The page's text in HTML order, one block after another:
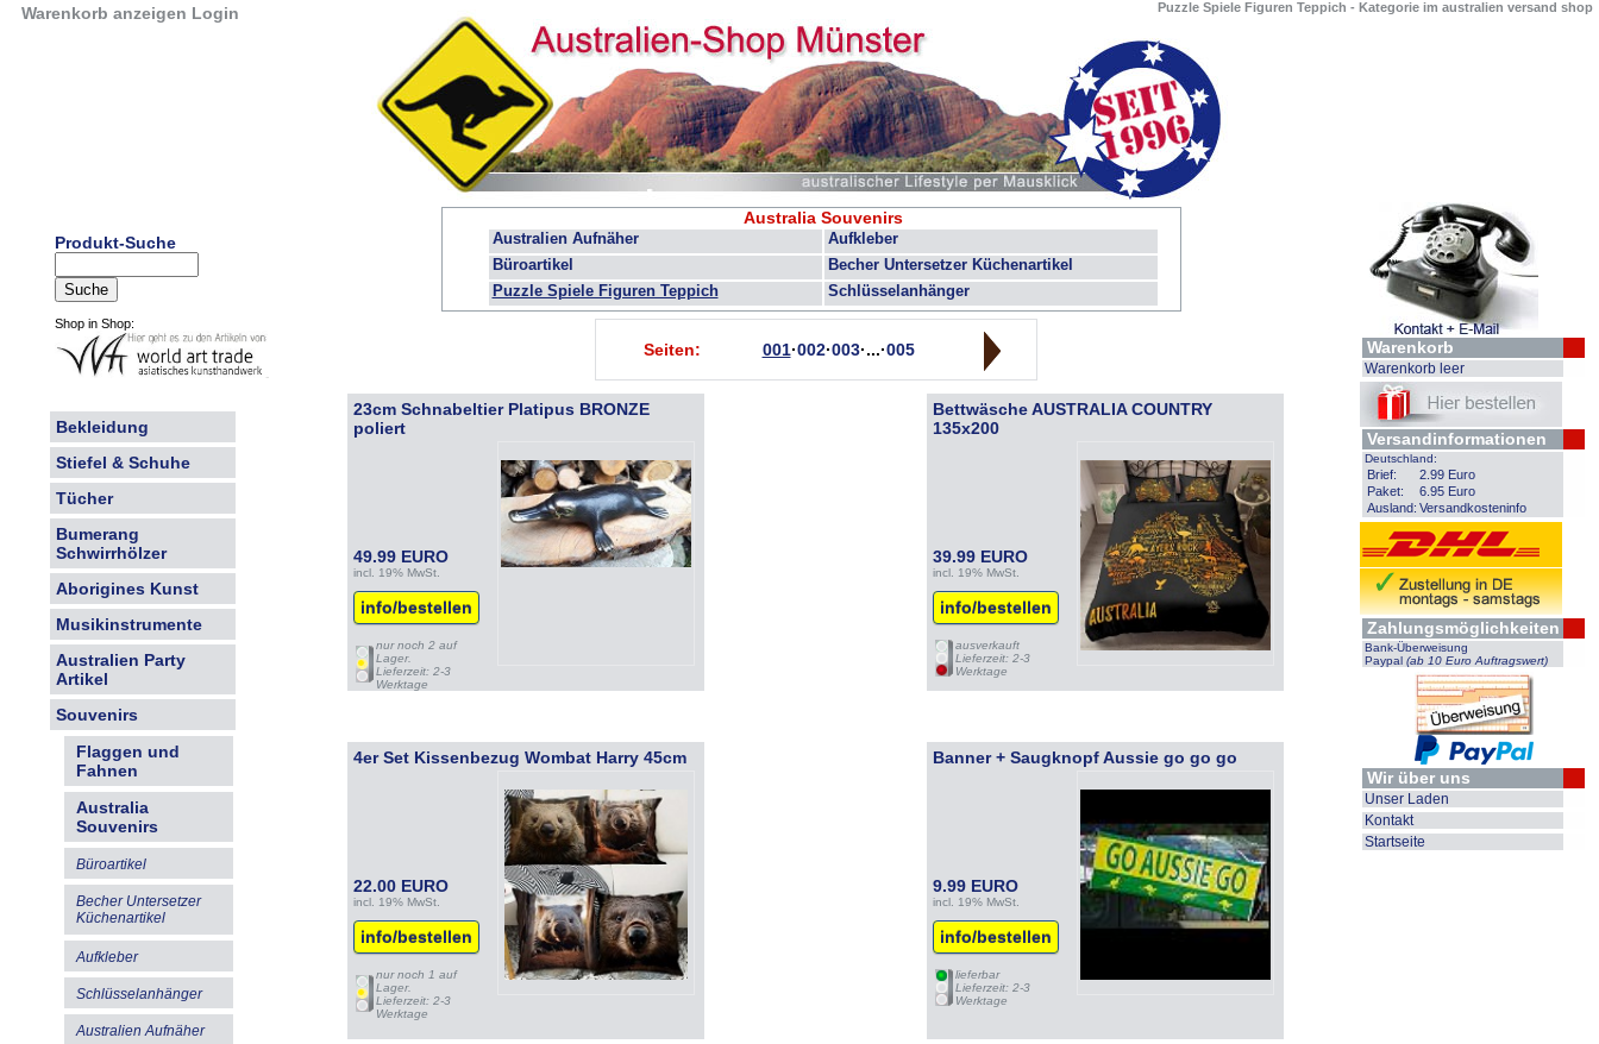
Puzzle Spiele Figuren Teppich - Kategorie im australien versand shop
Bekleidung
Stiefel & Schuhe
Tücher
Bumerang
Schwirrhölzer
Aborigines Kunst
Musikinstrumente
Australien Party
Artikel
Souvenirs
Flaggen und
Fahnen
Australia
Souvenirs
Büroartikel
Becher Untersetzer
Küchenartikel
Aufkleber
Schlüsselanhänger
Australien Aufnäher
Produkt-Suche
Shop in Shop:
Australia Souvenirs
Australien Aufnäher
Aufkleber
Büroartikel
Becher Untersetzer Küchenartikel
Puzzle Spiele Figuren Teppich
Schlüsselanhänger
Seiten: 001·002·003·...·005
23cm Schnabeltier Platipus BRONZE
poliert
49.99 EURO
incl. 19% MwSt.
info/bestellen
nur noch 2 auf
Lager.
Lieferzeit: 2-3
Werktage
Bettwäsche AUSTRALIA COUNTRY
135x200
39.99 EURO
incl. 19% MwSt.
info/bestellen
ausverkauft
Lieferzeit: 2-3
Werktage
4er Set Kissenbezug Wombat Harry 45cm
22.00 EURO
incl. 19% MwSt.
info/bestellen
nur noch 1 auf
Lager.
Lieferzeit: 2-3
Werktage
Banner + Saugknopf Aussie go go go
9.99 EURO
incl. 19% MwSt.
info/bestellen
lieferbar
Lieferzeit: 2-3
Werktage
Warenkorb
Warenkorb leer
Versandinformationen
Deutschland:
Brief:
2.99 Euro
Paket:
6.95 Euro
Ausland: Versandkosteninfo
Zahlungsmöglichkeiten
Bank-Überweisung
Paypal (ab 10 Euro Auftragswert)
Wir über uns
Unser Laden
Kontakt
Startseite
Warenkorb anzeigen Login